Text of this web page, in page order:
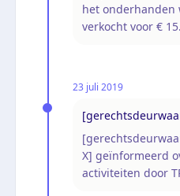
het onderhanden
verkocht voor €
23 juli 2019
X] geïnformeerd
activiteiten door